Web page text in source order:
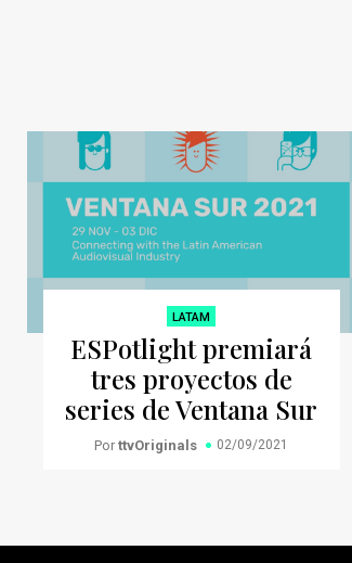
LATAM
ESPotlight premiará
tres proyectos de
series de Ventana Sur
PorttvOriginals 02/09/2021